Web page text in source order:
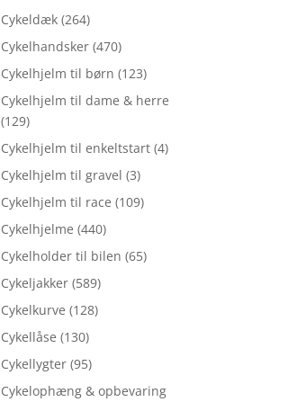
Cykeldæk (264)
Cykelhandsker (470)
Cykelhjelm til børn (123)
Cykelhjelm til dame & herre
(129)
Cykelhjelm til enkeltstart (4)
Cykelhjelm til gravel (3)
Cykelhjelm til race (109)
Cykelhjelme (440)
Cykelholder til bilen (65)
Cykeljakker (589)
Cykelkurve (128)
Cykellåse (130)
Cykellygter (95)
Cykelophæng & opbevaring